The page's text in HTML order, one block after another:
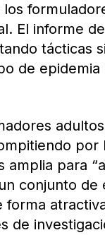
El informe
tácticas
de
por
para
conjunto de
forma
de